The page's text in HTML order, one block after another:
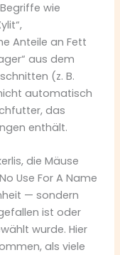
wie
Anteile an Fett
aus dem
(z. B.
automatisch
das
enthält.
die Mäuse
Use For A Name
— sondern
ist oder
wurde. Hier
als viele